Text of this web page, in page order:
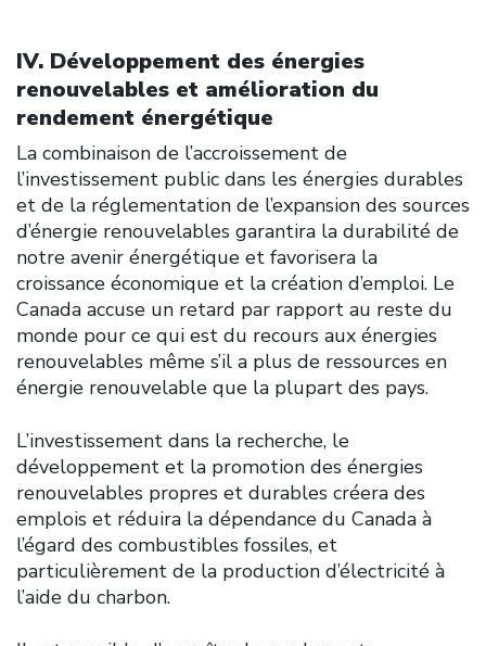
IV. Développement des énergies
renouvelables et amélioration du
rendement énergétique
La combinaison de l’accroissement de
l’investissement public dans les énergies durables
et de la réglementation de l’expansion des sources
d’énergie renouvelables garantira la durabilité de
notre avenir énergétique et favorisera la
croissance économique et la création d’emploi. Le
Canada accuse un retard par rapport au reste du
monde pour ce qui est du recours aux énergies
renouvelables même s’il a plus de ressources en
énergie renouvelable que la plupart des pays.
L’investissement dans la recherche, le
développement et la promotion des énergies
renouvelables propres et durables créera des
emplois et réduira la dépendance du Canada à
l’égard des combustibles fossiles, et
particulièrement de la production d’électricité à
l’aide du charbon.